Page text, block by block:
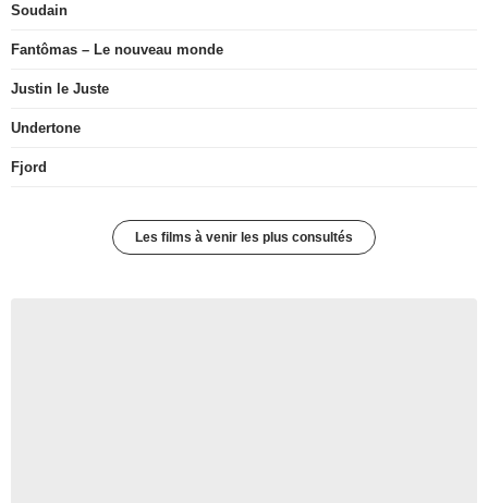
Soudain
Fantômas – Le nouveau monde
Justin le Juste
Undertone
Fjord
Les films à venir les plus consultés